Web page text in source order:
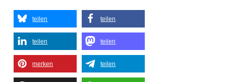
teilen teilen
teilen teilen
merken teilen